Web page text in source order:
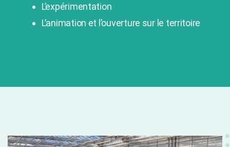
L’expérimentation
L’animation et l’ouverture sur le territoire